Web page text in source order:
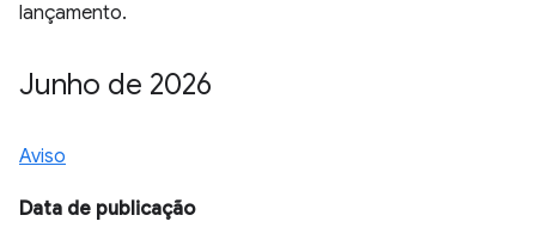
lançamento.
Junho de 2026
Aviso
Data de publicação